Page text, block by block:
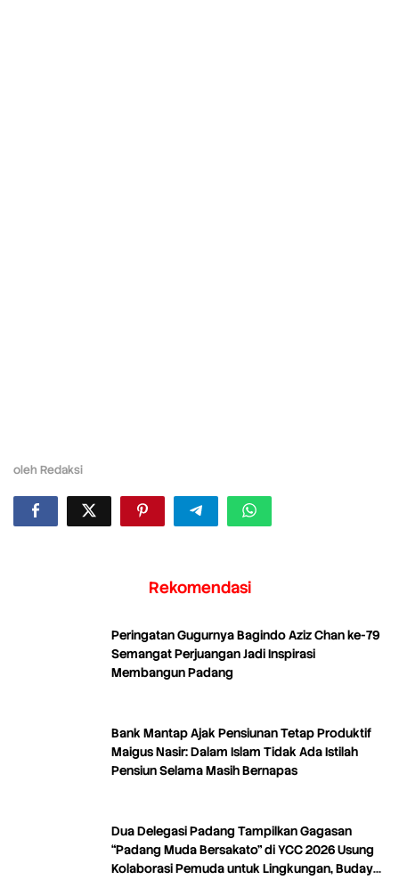
oleh Redaksi
Rekomendasi
Peringatan Gugurnya Bagindo Aziz Chan ke-79
Semangat Perjuangan Jadi Inspirasi
Membangun Padang
Bank Mantap Ajak Pensiunan Tetap Produktif
Maigus Nasir: Dalam Islam Tidak Ada Istilah
Pensiun Selama Masih Bernapas
Dua Delegasi Padang Tampilkan Gagasan
“Padang Muda Bersakato” di YCC 2026 Usung
Kolaborasi Pemuda untuk Lingkungan, Budaya,